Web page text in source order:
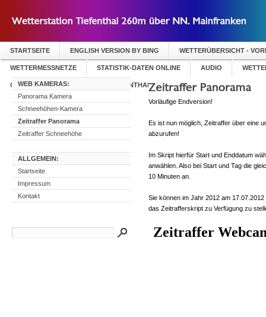
STARTSEITE ENGLISH VERSION BY BING WETTERÜBERSICHT -
WETTERMESSNETZE STATISTIK-DATEN ONLINE AUDIO
GÄSTEBUCH WETTERSTATION TIEFENTHAL
WEB KAMERAS:
Panorama Kamera
Schneehöhen-Kamera
Zeitraffer Panorama
Zeitraffer Schneehöhe
ALLGEMEIN:
Startseite
Impressum
Kontakt
Vorläufige Endversion!
Es ist nun möglich, Zeitraffer über eine
abzurufen!
Im Skript hierfür Start und Enddatum
anwählen. Also bei Start und Tag die
10 Minuten an.
Sie können im Jahr 2012 am
das Zeitrafferskript zu Verfügung zu